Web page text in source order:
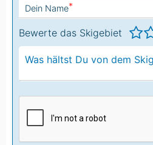
Dein Name*
Bewerte das Skigebiet